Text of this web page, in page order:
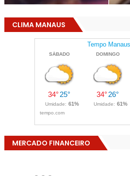
CLIMA MANAUS
MERCADO FINANCEIRO